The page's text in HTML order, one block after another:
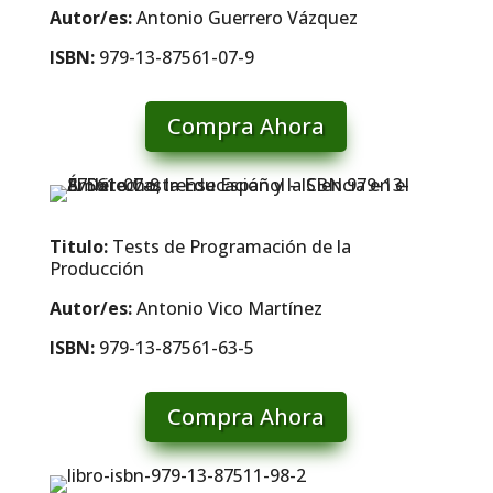
Autor/es:Antonio Guerrero Vázquez
ISBN: 979-13-87561-07-9
Compra Ahora
Titulo:Tests de Programación de la
Producción
Autor/es:Antonio Vico Martínez
ISBN:979-13-87561-63-5
Compra Ahora